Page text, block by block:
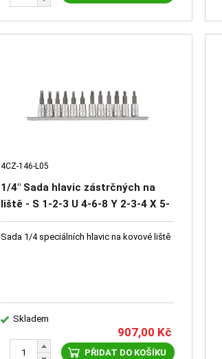
4CZ-146-L05
1/4" Sada hlavic zástrčných na
liště - S 1-2-3 U 4-6-8 Y 2-3-4 X 5-
6-8
Sada 1/4 speciálních hlavic na kovové liště
Skladem
907,00 Kč
PŘIDAT DO KOŠÍKU